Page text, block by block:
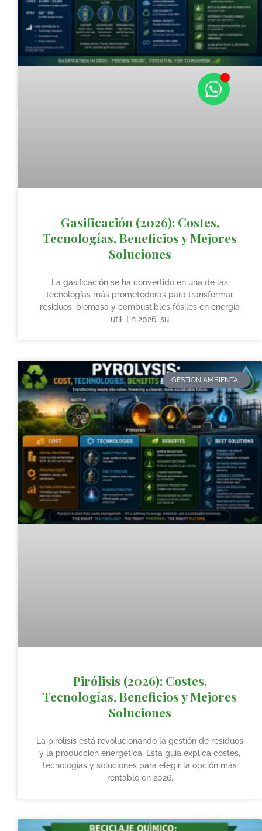
Gasificación (2026): Costes,
Tecnologías, Beneficios y Mejores
Soluciones
La gasificación se ha convertido en una de las
tecnologías más prometedoras para transformar
residuos, biomasa y combustibles fósiles en energía
útil. En 2026, su
GESTION AMBIENTAL
Pirólisis (2026): Costes,
Tecnologías, Beneficios y Mejores
Soluciones
La pirólisis está revolucionando la gestión de residuos
y la producción energética. Esta guía explica costes,
tecnologías y soluciones para elegir la opción más
rentable en 2026.